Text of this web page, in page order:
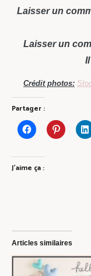
Laisser un
Laisser un
Crédit photos:
Partager :
J’aime ça :
Articles similaires